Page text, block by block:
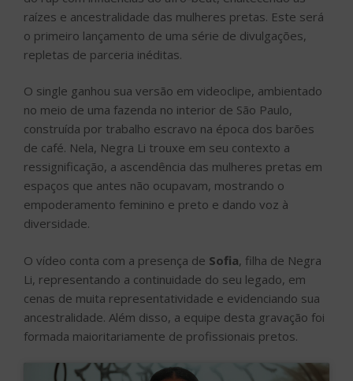
raízes e ancestralidade das mulheres pretas. Este será
o primeiro lançamento de uma série de divulgações,
repletas de parceria inéditas.
O single ganhou sua versão em videoclipe, ambientado
no meio de uma fazenda no interior de São Paulo,
construída por trabalho escravo na época dos barões
de café. Nela, Negra Li trouxe em seu contexto a
ressignificação, a ascendência das mulheres pretas em
espaços que antes não ocupavam, mostrando o
empoderamento feminino e preto e dando voz à
diversidade.
O vídeo conta com a presença de Sofia, filha de Negra
Li, representando a continuidade do seu legado, em
cenas de muita representatividade e evidenciando sua
ancestralidade. Além disso, a equipe desta gravação foi
formada maioritariamente de profissionais pretos.